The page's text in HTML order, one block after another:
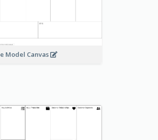
Model Canvas